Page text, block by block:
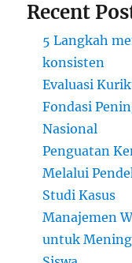
Recent
5 Langkah
konsisten
Evaluasi
Fondasi
Nasional
Penguatan
Melalui
Studi Kasus
Manajemen
untuk